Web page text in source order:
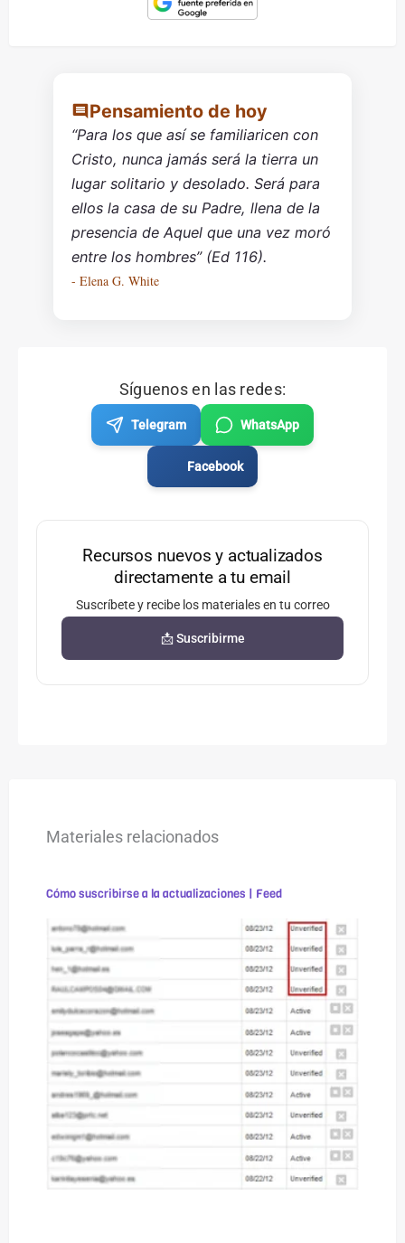
Pensamiento de hoy
“Para los que así se familiaricen con
Cristo, nunca jamás será la tierra un
lugar solitario y desolado. Será para
ellos la casa de su Padre, llena de la
presencia de Aquel que una vez moró
entre los hombres” (Ed 116).
- Elena G. White
Síguenos en las redes:
Telegram WhatsApp
Facebook
Recursos nuevos y actualizados
directamente a tu email
Suscríbete y recibe los materiales en tu correo
📩 Suscribirme
Materiales relacionados
Cómo suscribirse a la actualizaciones | Feed